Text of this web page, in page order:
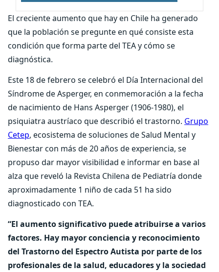
El creciente aumento que hay en Chile ha generado
que la población se pregunte en qué consiste esta
condición que forma parte del TEA y cómo se
diagnóstica.
Este 18 de febrero se celebró el Día Internacional del
Síndrome de Asperger, en conmemoración a la fecha
de nacimiento de Hans Asperger (1906-1980), el
psiquiatra austríaco que describió el trastorno. Grupo
Cetep, ecosistema de soluciones de Salud Mental y
Bienestar con más de 20 años de experiencia, se
propuso dar mayor visibilidad e informar en base al
alza que reveló la Revista Chilena de Pediatría donde
aproximadamente 1 niño de cada 51 ha sido
diagnosticado con TEA.
“El aumento significativo puede atribuirse a varios
factores. Hay mayor conciencia y reconocimiento
del Trastorno del Espectro Autista por parte de los
profesionales de la salud, educadores y la sociedad